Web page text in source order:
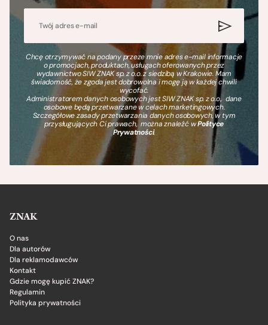
Chcę otrzymywać na podany przeze mnie adres e-mail informacje
o promocjach, produktach, usługach oferowanych przez
wydawnictwo SIW ZNAK sp. z o.o. z siedzibą w Krakowie. Mam
świadomość, że zgoda jest dobrowolna i mogę ją w każdej chwili
wycofać.
Administratorem danych osobowych jest SIW ZNAK sp. z o.o., dane
osobowe będą przetwarzane w celach marketingowych.
Szczegółowe zasady przetwarzania danych osobowych, w tym
przysługujących Ci prawach, można znaleźć wPolityce
Prywatności.
ZNAK
O nas
Dla autorów
Dla reklamodawców
Kontakt
Gdzie mogę kupić ZNAK?
Regulamin
Polityka prywatności